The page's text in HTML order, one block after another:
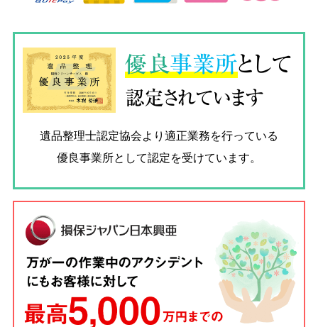
優良事業所として
認定されています
遺品整理士認定協会より適正業務を行っている
優良事業所として認定を受けています。